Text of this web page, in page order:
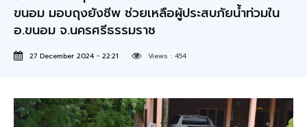
ขนอม มอบถุงยังชีพ ช่วยเหลือผู้ประสบภัยน้ำท่วมใน
อ.ขนอม จ.นครศรีธรรมราช
27 December 2024 - 22:21 Views : 454